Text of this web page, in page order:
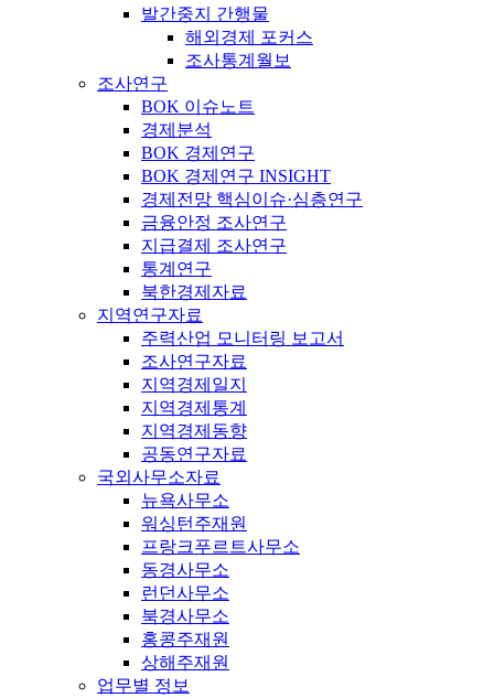
발간중지 간행물
해외경제 포커스
조사통계월보
조사연구
BOK 이슈노트
경제분석
BOK 경제연구
BOK 경제연구 INSIGHT
경제전망 핵심이슈·심층연구
금융안정 조사연구
지급결제 조사연구
통계연구
북한경제자료
지역연구자료
주력산업 모니터링 보고서
조사연구자료
지역경제일지
지역경제통계
지역경제동향
공동연구자료
국외사무소자료
뉴욕사무소
워싱턴주재원
프랑크푸르트사무소
동경사무소
런던사무소
북경사무소
홍콩주재원
상해주재원
업무별 정보